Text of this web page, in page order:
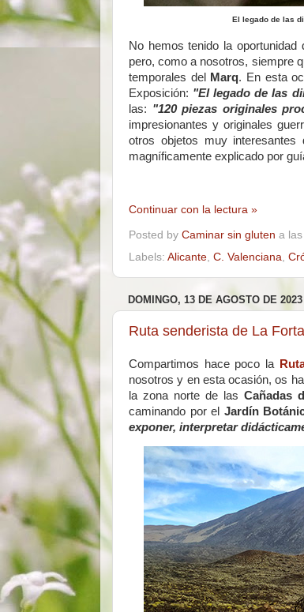
El legado de las
No hemos tenido la
pero, como a nosotros, siempre
temporales del
Marq. En esta
Exposición: "El legado de las
las: "120 piezas originales
impresionantes y originales
otros objetos muy
magníficamente explicado por
Continuar con la lectura »
Posted by Caminar sin gluten a las
Labels: Alicante C. Valenciana
DOMINGO, 13 DE AGOSTO DE 2023
Ruta senderista de La
Compartimos hace poco la
nosotros y en esta ocasión, os
la zona norte de las Cañadas
caminando por el Jardín
exponer, interpretar